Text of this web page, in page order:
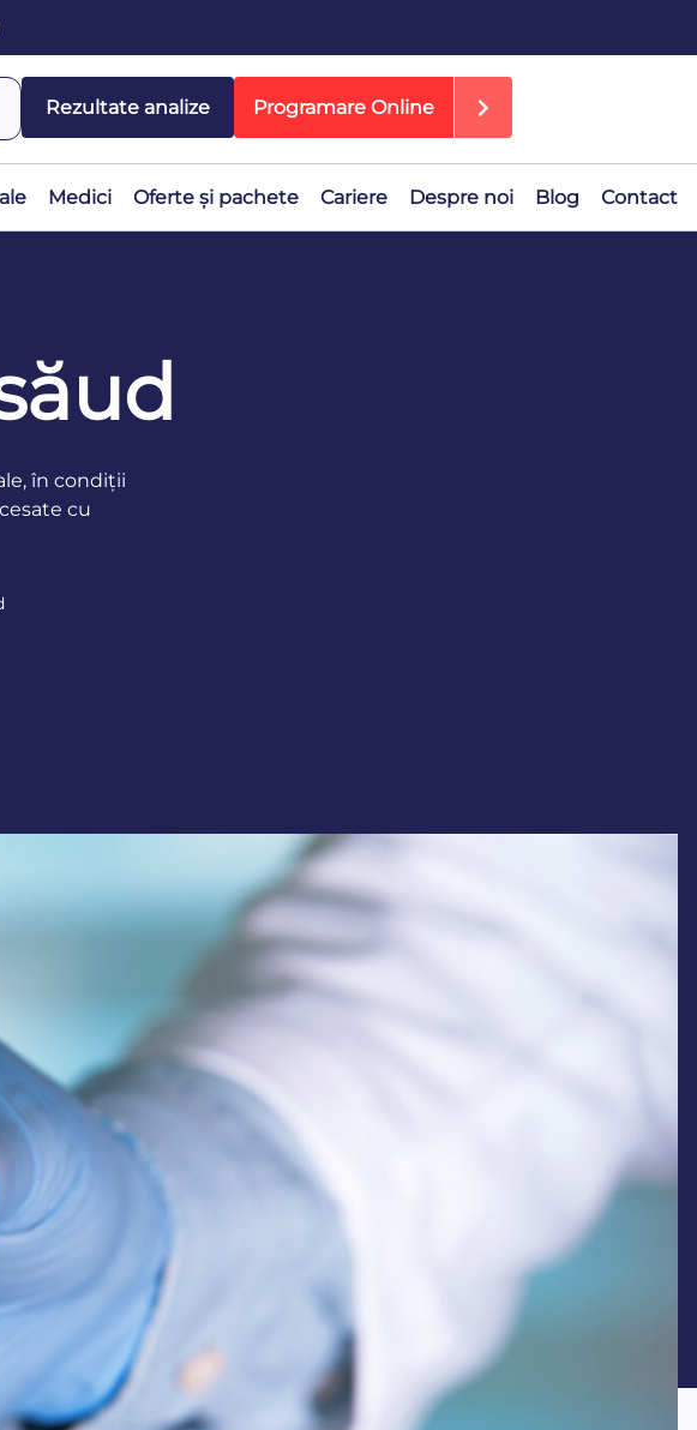
Rezultate analize Programare Online
Medici Oferte și pachete Cariere Despre noi Blog Contact
în condiții
cu